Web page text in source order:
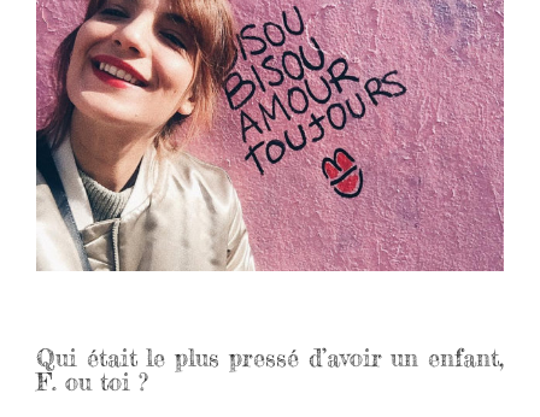
Qui était le plus pressé d’avoir un enfant,
F. ou toi ?